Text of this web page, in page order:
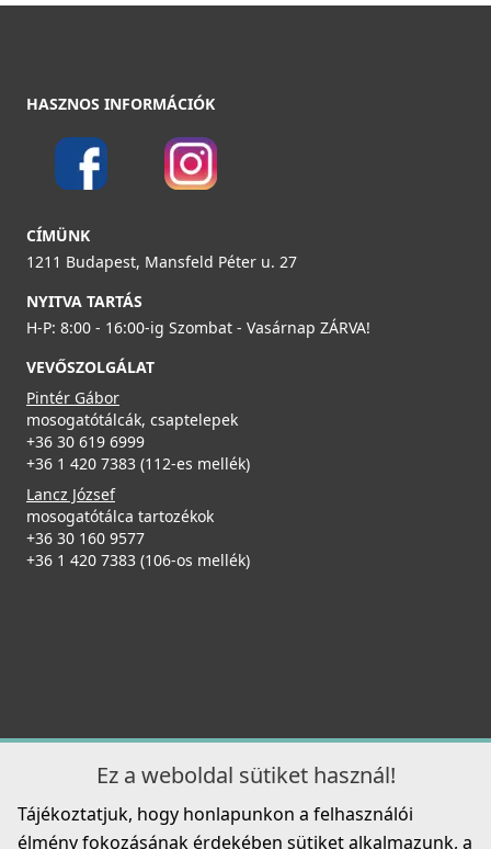
HASZNOS INFORMÁCIÓK
CÍMÜNK
1211 Budapest, Mansfeld Péter u. 27
NYITVA TARTÁS
H-P: 8:00 - 16:00-ig Szombat - Vasárnap ZÁRVA!
VEVŐSZOLGÁLAT
Pintér Gábor
mosogatótálcák, csaptelepek
+36 30 619 6999
+36 1 420 7383 (112-es mellék)
Lancz József
mosogatótálca tartozékok
+36 30 160 9577
+36 1 420 7383 (106-os mellék)
Ez a weboldal sütiket használ!
Tájékoztatjuk, hogy honlapunkon a felhasználói
élmény fokozásának érdekében sütiket alkalmazunk, a